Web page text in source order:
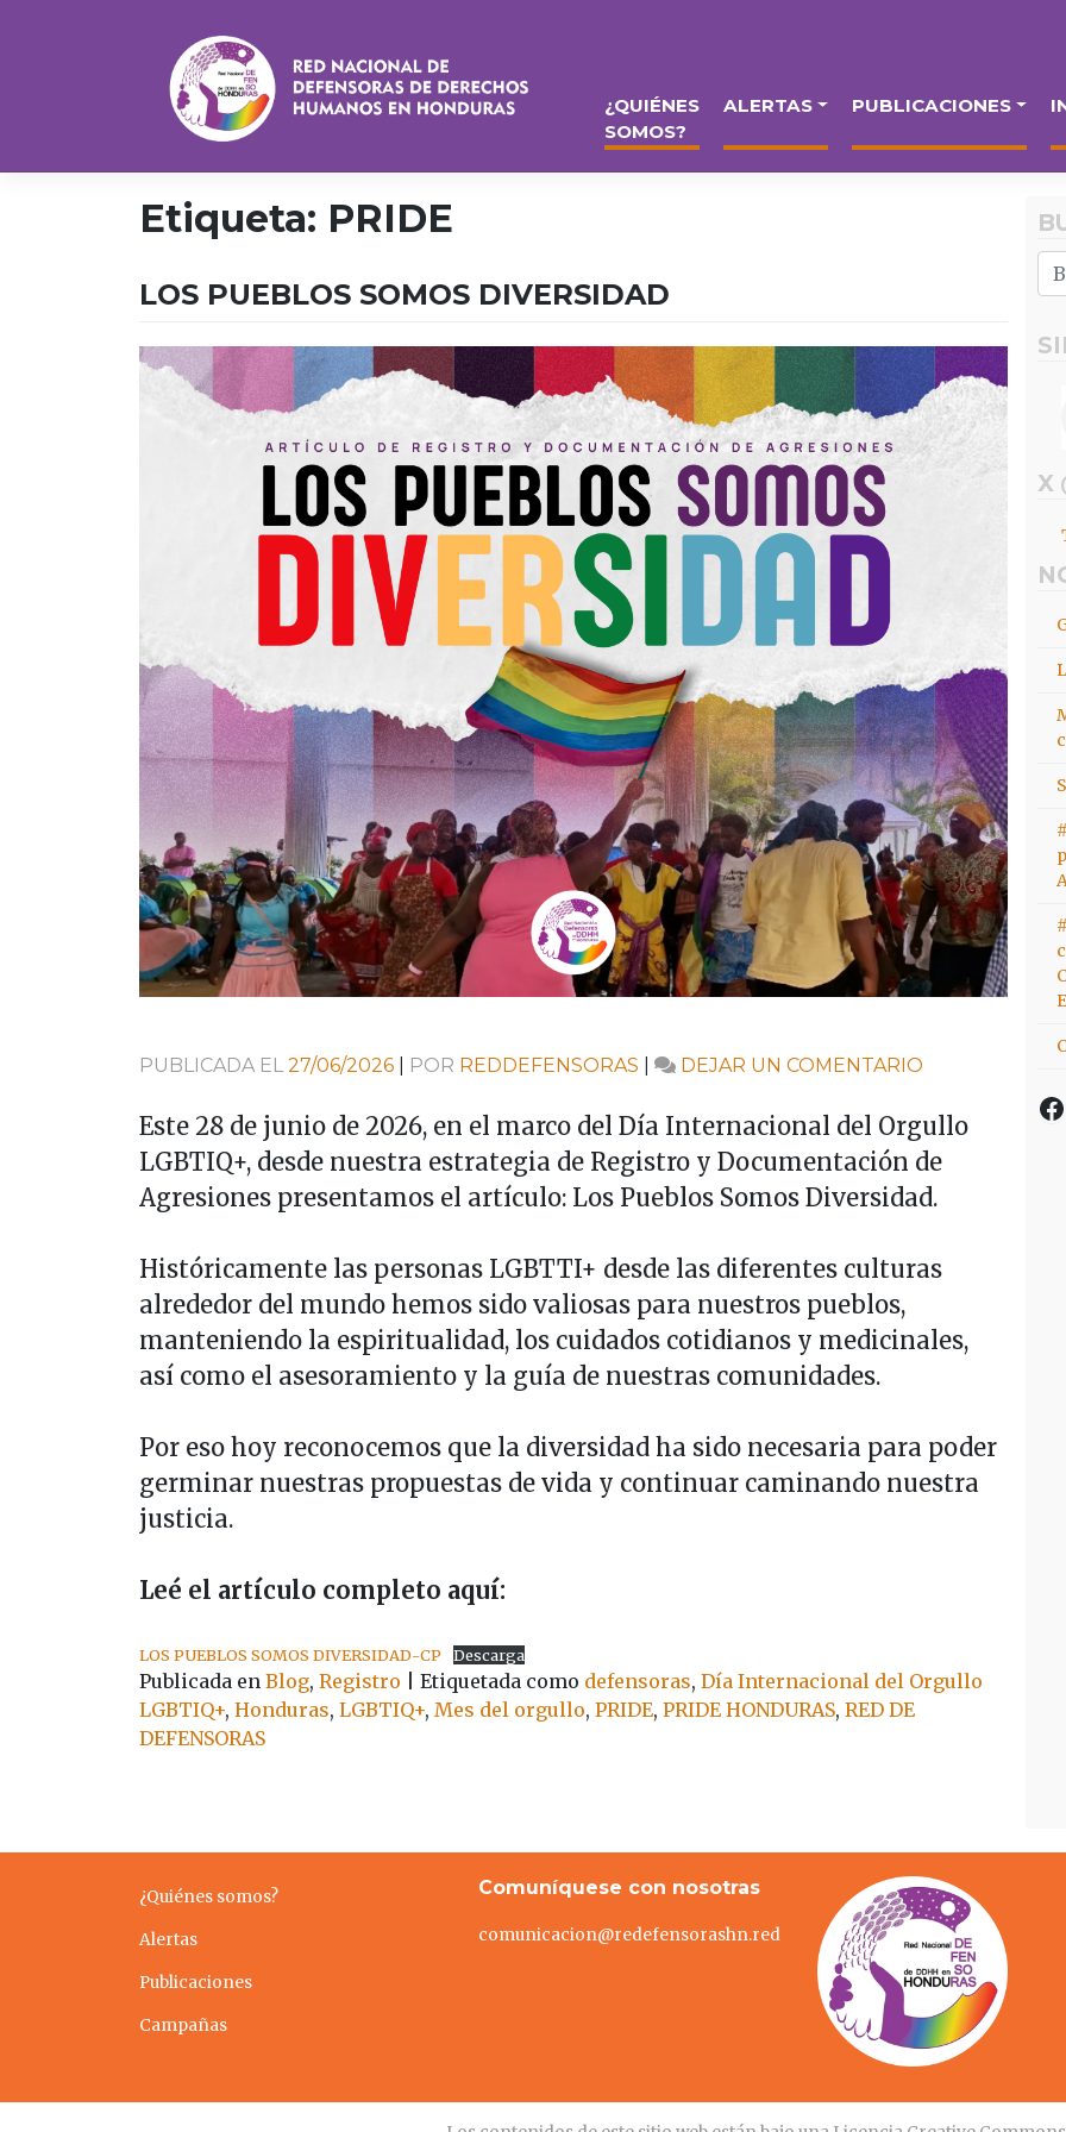
¿QUIÉNES
SOMOS?
ALERTAS PUBLICACIONES
Etiqueta: PRIDE
LOS PUEBLOS SOMOS DIVERSIDAD
PUBLICADA EL27/06/2026 POR REDDEFENSORAS DEJAR UN COMENTARIO
PUEBLOS
SOMOS
Este 28 de junio de 2026, en el marco del Día Internacional del Orgullo
LGBTIQ+, desde nuestra estrategia de Registro y Documentación de
Agresiones presentamos el artículo: Los Pueblos Somos Diversidad.
Históricamente las personas LGBTTI+ desde las diferentes culturas
alrededor del mundo hemos sido valiosas para nuestros pueblos,
manteniendo la espiritualidad, los cuidados cotidianos y medicinales,
así como el asesoramiento y la guía de nuestras comunidades.
Por eso hoy reconocemos que la diversidad ha sido necesaria para poder
germinar nuestras propuestas de vida y continuar caminando nuestra
justicia.
Leé el artículo completo aquí:
LOS PUEBLOS SOMOS DIVERSIDAD-CP Descarga
Publicada en Blog, Registro Etiquetada como defensoras, Día Internacional del Orgullo
LGBTIQ+, Honduras, LGBTIQ+, Mes del orgullo, PRIDE, PRIDE HONDURAS, RED DE
DEFENSORAS
X
¿Quiénes somos?
Alertas
Publicaciones
Campañas
Comuníquese con nosotras
comunicacion@redefensorashn.red